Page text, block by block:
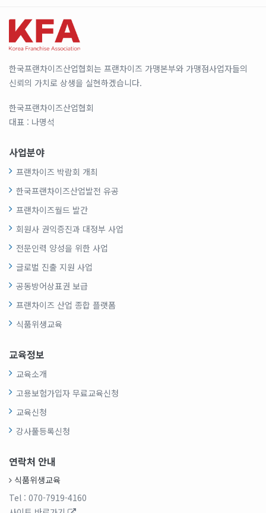
한국프랜차이즈산업협회는 프랜차이즈 가맹본부와 가맹점사업자들의
신뢰의 가치로 상생을 실현하겠습니다.
한국프랜차이즈산업협회
대표 : 나명석
사업분야
프랜차이즈 박람회 개최
한국프랜차이즈산업발전 유공
프랜차이즈월드 발간
회원사 권익증진과 대정부 사업
전문인력 양성을 위한 사업
글로벌 진출 지원 사업
공동방어상표권 보급
프랜차이즈 산업 종합 플랫폼
식품위생교육
교육정보
교육소개
고용보험가입자 무료교육신청
교육신청
강사풀등록신청
연락처 안내
식품위생교육
Tel : 070-7919-4160